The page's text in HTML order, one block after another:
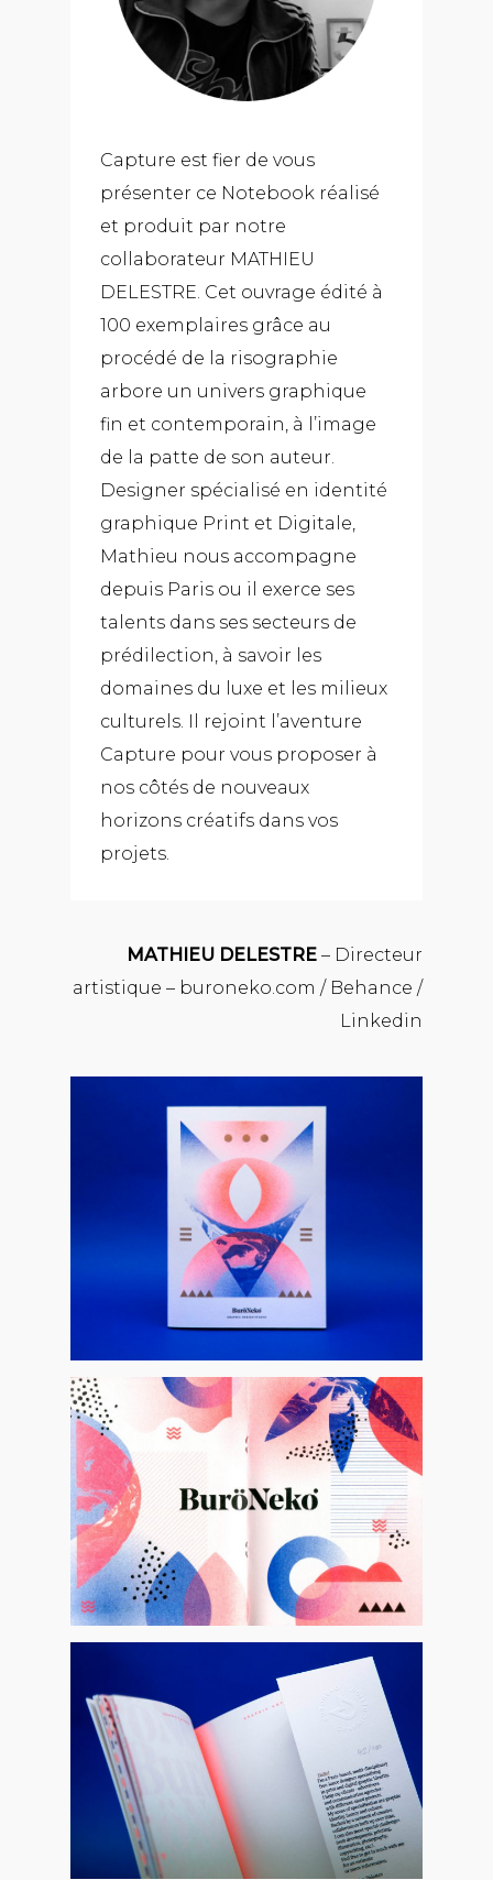
Capture est fier de vous
présenter ce Notebook réalisé
et produit par notre
collaborateur MATHIEU
DELESTRE. Cet ouvrage édité à
100 exemplaires grâce au
procédé de la risographie
arbore un univers graphique
fin et contemporain, à l’image
de la patte de son auteur.
Designer spécialisé en identité
graphique Print et Digitale,
Mathieu nous accompagne
depuis Paris ou il exerce ses
talents dans ses secteurs de
prédilection, à savoir les
domaines du luxe et les milieux
culturels. Il rejoint l’aventure
Capture pour vous proposer à
nos côtés de nouveaux
horizons créatifs dans vos
projets.
MATHIEU DELESTRE– Directeur
artistique – buroneko.com / Behance /
Linkedin